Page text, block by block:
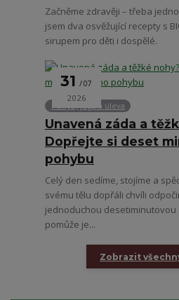
Začněme zdravěji – třeba
jsem dva osvěžující recepty s
sirupem pro děti i dospělé.
31 07
2026
Pohyb, jóga a úleva
Unavená záda a
Dopřejte si deset
pohybu
Celý den sedíme, stojíme a
svému tělu dopřáli chvíli
jednoduchou desetiminutovou
pomůže je...
Zobrazit